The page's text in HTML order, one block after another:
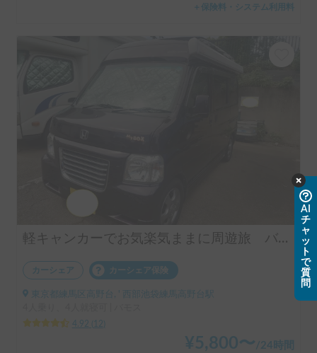
＋保険料・システム利用料
軽キャンカーでお気楽気ままに周遊旅 バモス★マイボックス 使い方は多種多様！キャンプから都心の車中泊まで！
カーシェア カーシェア保険
東京都練馬区高野台, ' 西部池袋練馬高野台駅
4.92
12
¥5,800〜 /24時間
AI
チ
ャ
ッ
ト
で
質
問